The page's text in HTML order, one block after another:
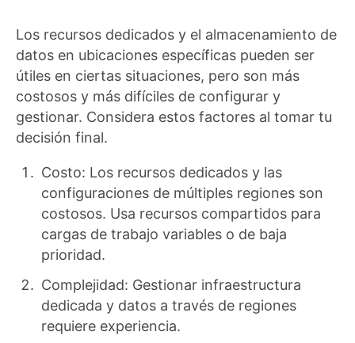
Los recursos dedicados y el almacenamiento de
datos en ubicaciones específicas pueden ser
útiles en ciertas situaciones, pero son más
costosos y más difíciles de configurar y
gestionar. Considera estos factores al tomar tu
decisión final.
Costo: Los recursos dedicados y las
configuraciones de múltiples regiones son
costosos. Usa recursos compartidos para
cargas de trabajo variables o de baja
prioridad.
Complejidad: Gestionar infraestructura
dedicada y datos a través de regiones
requiere experiencia.